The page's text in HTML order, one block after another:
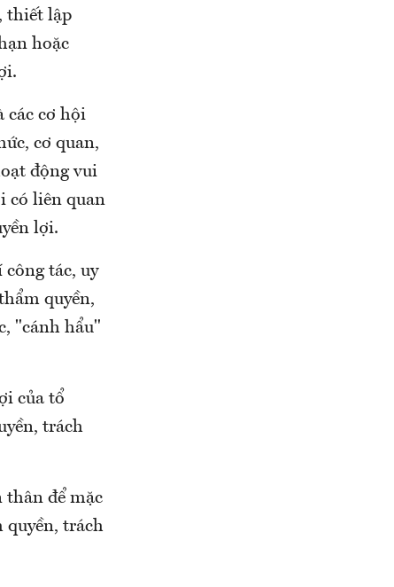
thiết lập
hoặc
các cơ hội
cơ quan,
động vui
có liên quan
lợi.
tác, uy
quyền,
"cánh hẩu"
của tổ
trách
thân để mặc
quyền, trách